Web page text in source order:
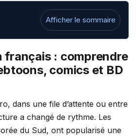
Afficher le sommaire
français : comprendre
comics et BD
dans une file d’attente ou entre
a changé de rythme. Les
du Sud, ont popularisé une